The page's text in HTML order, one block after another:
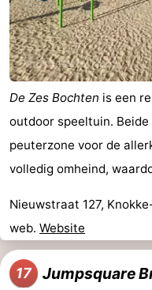
De Zes Bochten is een
outdoor speeltuin.
peuterzone voor de
volledig omheind,
Nieuwstraat 127,
web. Website
17 Jumpsquare